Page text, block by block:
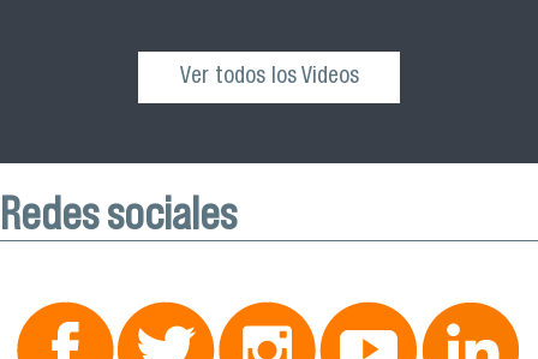
Ver todos los Videos
Redes sociales